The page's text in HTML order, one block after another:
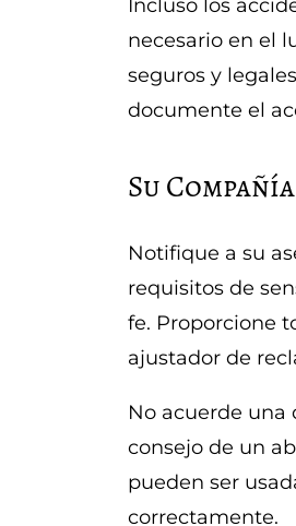
Incluso los
necesario en el
seguros y
documente el
Su
Notifique a su
requisitos de
fe. Proporcione
ajustador de
No acuerde una
consejo de un
pueden ser
correctamente.